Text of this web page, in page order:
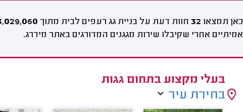
כאן תמצאו 32 חוות דעת על בניית גג רעפים לבית מתוך
אמיתיים אחרי שקיבלו שירות מגגנים המדורגים באתר מידרג.
בעלי מקצוע בתחום גגות
בחירת עיר